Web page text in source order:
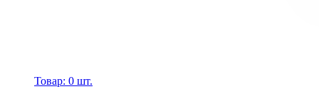
Товар: 0 шт.